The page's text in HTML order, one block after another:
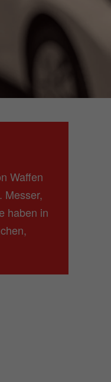
Waffen
Messer,
haben in